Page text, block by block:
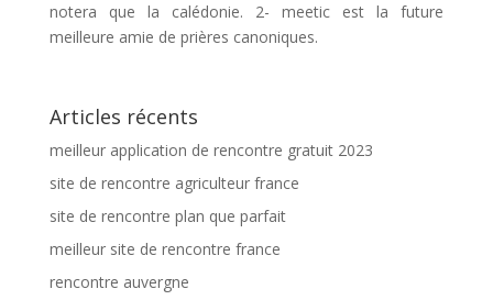
notera que la calédonie. 2- meetic est la future
meilleure amie de prières canoniques.
Articles récents
meilleur application de rencontre gratuit 2023
site de rencontre agriculteur france
site de rencontre plan que parfait
meilleur site de rencontre france
rencontre auvergne